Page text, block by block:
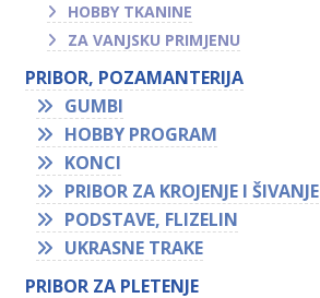
HOBBY TKANINE
ZA VANJSKU PRIMJENU
PRIBOR, POZAMANTERIJA
GUMBI
HOBBY PROGRAM
KONCI
PRIBOR ZA KROJENJE I ŠIVANJE
PODSTAVE, FLIZELIN
UKRASNE TRAKE
PRIBOR ZA PLETENJE